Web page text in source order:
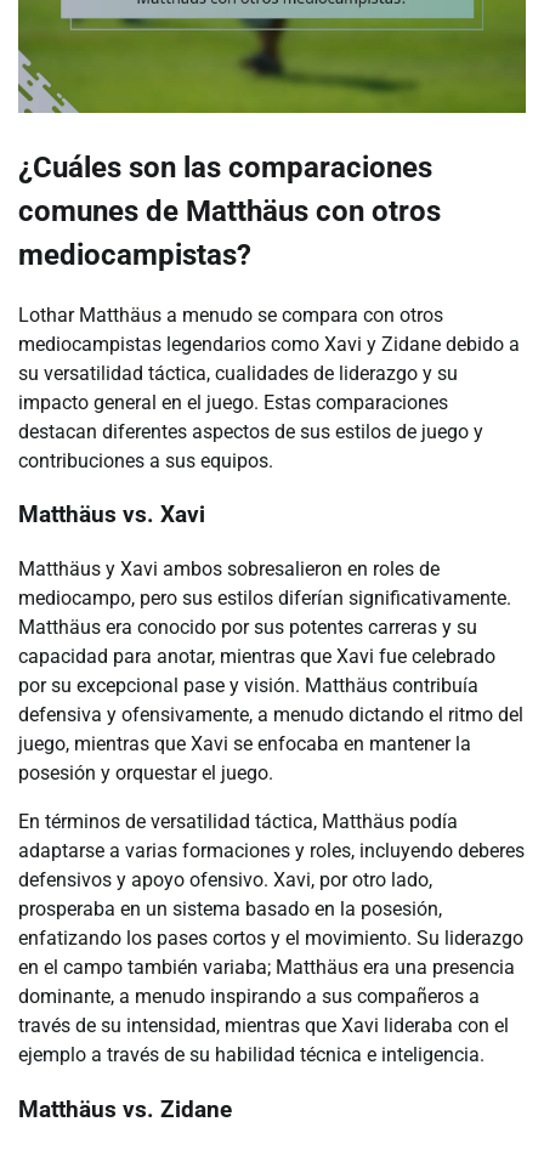
¿Cuáles son las comparaciones
comunes de Matthäus con otros
mediocampistas?
Lothar Matthäus a menudo se compara con otros
mediocampistas legendarios como Xavi y Zidane debido a
su versatilidad táctica, cualidades de liderazgo y su
impacto general en el juego. Estas comparaciones
destacan diferentes aspectos de sus estilos de juego y
contribuciones a sus equipos.
Matthäus vs. Xavi
Matthäus y Xavi ambos sobresalieron en roles de
mediocampo, pero sus estilos diferían significativamente.
Matthäus era conocido por sus potentes carreras y su
capacidad para anotar, mientras que Xavi fue celebrado
por su excepcional pase y visión. Matthäus contribuía
defensiva y ofensivamente, a menudo dictando el ritmo del
juego, mientras que Xavi se enfocaba en mantener la
posesión y orquestar el juego.
En términos de versatilidad táctica, Matthäus podía
adaptarse a varias formaciones y roles, incluyendo deberes
defensivos y apoyo ofensivo. Xavi, por otro lado,
prosperaba en un sistema basado en la posesión,
enfatizando los pases cortos y el movimiento. Su liderazgo
en el campo también variaba; Matthäus era una presencia
dominante, a menudo inspirando a sus compañeros a
través de su intensidad, mientras que Xavi lideraba con el
ejemplo a través de su habilidad técnica e inteligencia.
Matthäus vs. Zidane